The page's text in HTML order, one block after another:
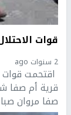
قوات
2 سنوات ago
اقتحمت قوات
قرية أم صفا
صفا مروان